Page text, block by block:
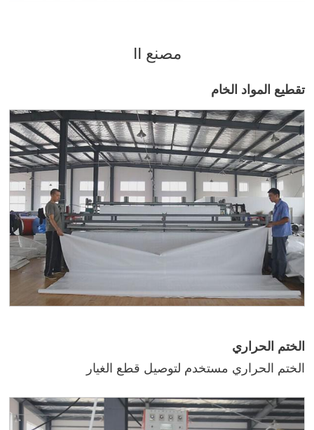
مصنع II
تقطيع المواد الخام
الختم الحراري
الختم الحراري مستخدم لتوصيل قطع الغيار